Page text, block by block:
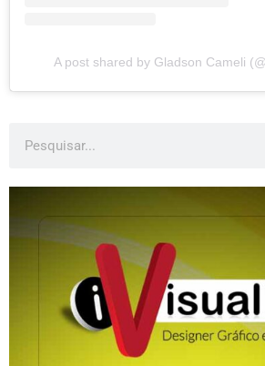
A post shared by Gladson Cameli